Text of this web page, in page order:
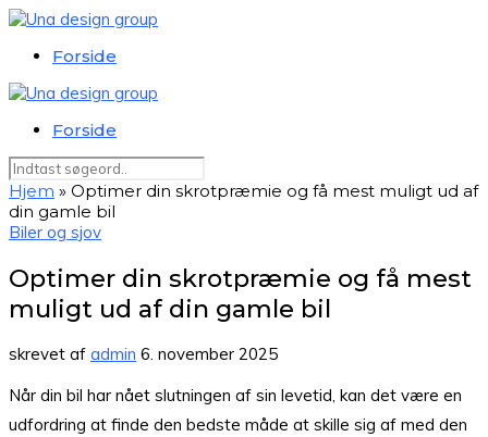
Forside
Forside
Hjem » Optimer din skrotpræmie og få mest muligt ud af
din gamle bil
Biler og sjov
Optimer din skrotpræmie og få mest
muligt ud af din gamle bil
skrevet af admin 6. november 2025
Når din bil har nået slutningen af sin levetid, kan det være en
udfordring at finde den bedste måde at skille sig af med den